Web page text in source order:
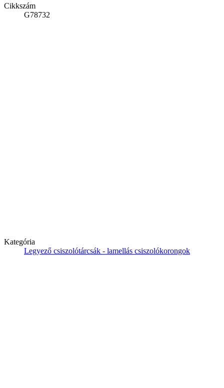
Cikkszám
G78732
Kategória
Legyező csiszolótárcsák - lamellás csiszolókorongok